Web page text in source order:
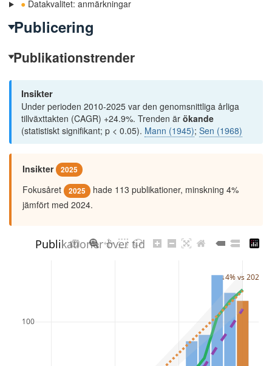
●Datakvalitet: anmärkningar
Publicering
Publikationstrender
Insikter
Under perioden 2010-2025 var den genomsnittliga årliga
tillväxttakten (CAGR) +24.9%. Trenden är ökande
(statistiskt signifikant; p < 0.05). Mann (1945); Sen (1968)
Insikter 2025
Fokusåret 2025
hade 113 publikationer, minskning 4%
jämfört med 2024.
↓4% vs 2024
100
Publikationer över tid